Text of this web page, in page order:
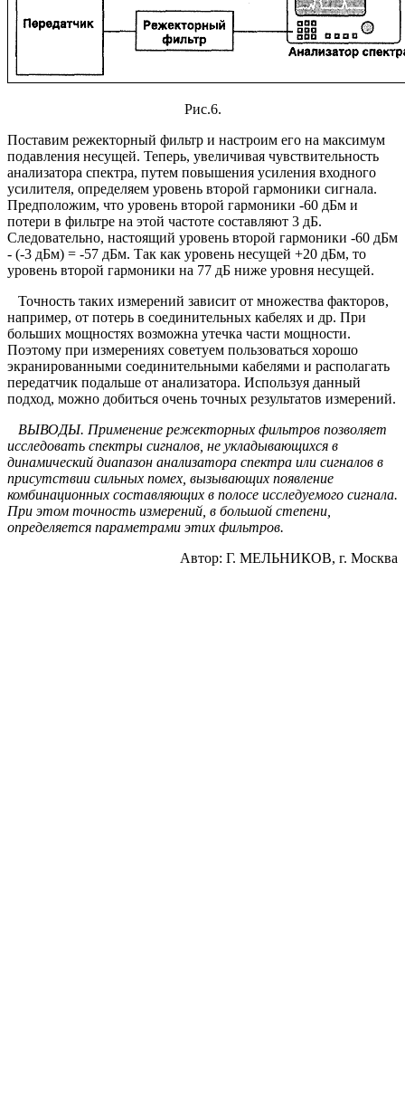
Рис.6.
Поставим режекторный фильтр и настроим его на максимум
подавления несущей. Теперь, увеличивая чувствительность
анализатора спектра, путем повышения усиления входного
усилителя, определяем уровень второй гармоники сигнала.
Предположим, что уровень второй гармоники -60 дБм и
потери в фильтре на этой частоте составляют 3 дБ.
Следовательно, настоящий уровень второй гармоники -60 дБм
- (-3 дБм) = -57 дБм. Так как уровень несущей +20 дБм, то
уровень второй гармоники на 77 дБ ниже уровня несущей.
Точность таких измерений зависит от множества факторов,
например, от потерь в соединительных кабелях и др. При
больших мощностях возможна утечка части мощности.
Поэтому при измерениях советуем пользоваться хорошо
экранированными соединительными кабелями и располагать
передатчик подальше от анализатора. Используя данный
подход, можно добиться очень точных результатов измерений.
ВЫВОДЫ. Применение режекторных фильтров позволяет
исследовать спектры сигналов, не укладывающихся в
динамический диапазон анализатора спектра или сигналов в
присутствии сильных помех, вызывающих появление
комбинационных составляющих в полосе исследуемого сигнала.
При этом точность измерений, в большой степени,
определяется параметрами этих фильтров.
Автор: Г. МЕЛЬНИКОВ, г. Москва